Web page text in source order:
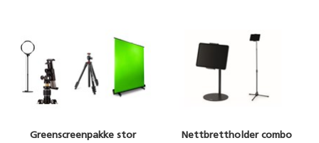
Greenscreenpakke stor Nettbrettholder combo